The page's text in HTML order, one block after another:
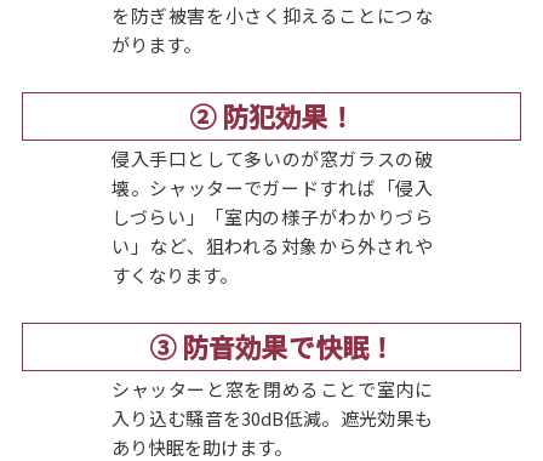
を防ぎ被害を小さく抑えることにつな
がります。
② 防犯効果！
侵入手口として多いのが窓ガラスの破
壊。シャッターでガードすれば「侵入
しづらい」「室内の様子がわかりづら
い」など、狙われる対象から外されや
すくなります。
③ 防音効果で快眠！
シャッターと窓を閉めることで室内に
入り込む騒音を30dB低減。遮光効果も
あり快眠を助けます。